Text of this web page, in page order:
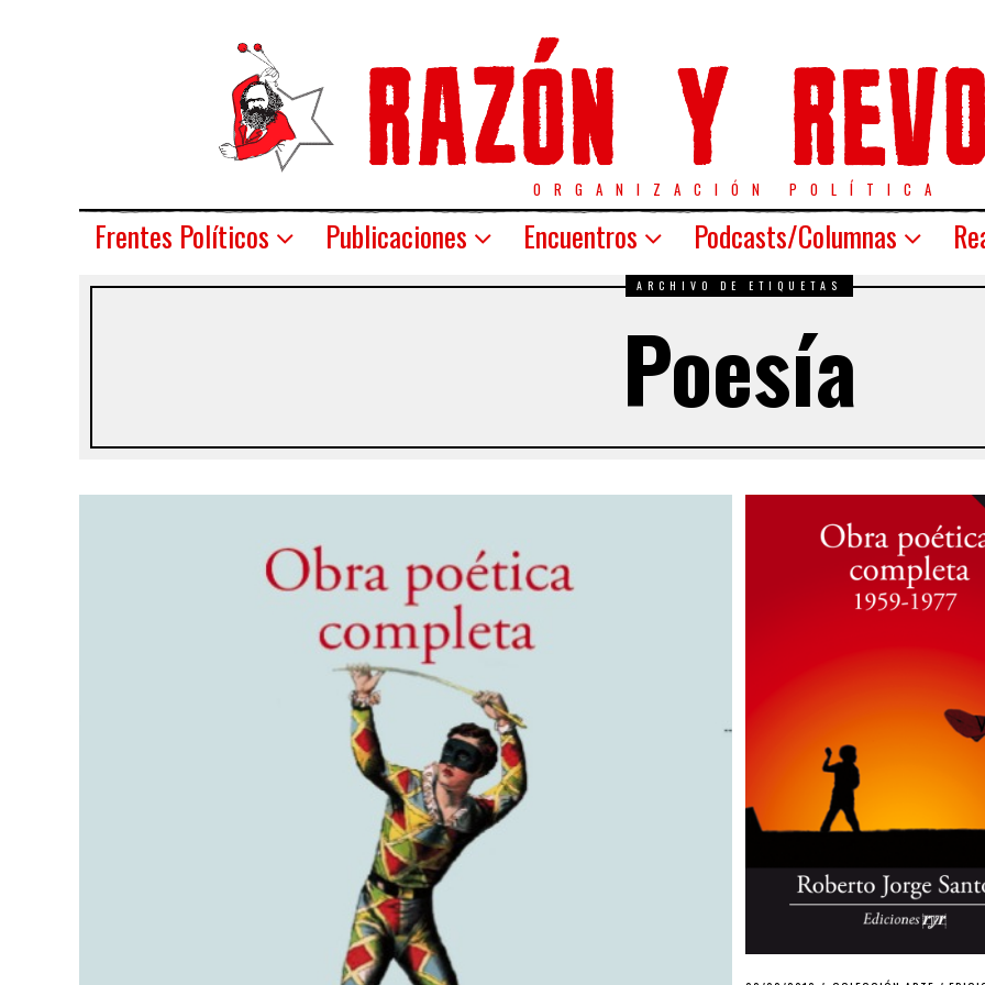
ORGANIZACIÓN POLÍTICA
Frentes Políticos Publicaciones Encuentros Podcasts/Columnas
ARCHIVO DE ETIQUETAS
Poesía